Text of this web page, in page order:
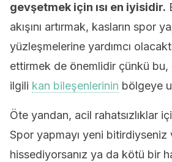
gevşetmek için ısı en iyisidir.
akışını artırmak, kasların spor
yüzleşmelerine yardımcı
ettirmek de önemlidir çünkü
ilgili kan bileşenlerinin bölgeye
Öte yandan, acil rahatsızlıklar
Spor yapmayı yeni bitirdiyseniz
hissediyorsanız ya da kötü bir